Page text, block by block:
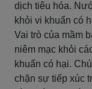
dịch tiêu hóa.
khỏi vi khuẩn có
Vai trò của mầm
niêm mạc khỏi
khuẩn có hại.
chặn sự tiếp xúc